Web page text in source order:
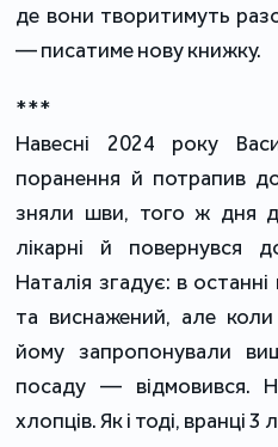
де вони творитимуть
— писатиме нову книжку.
***
Навесні 2024 року
поранення й потрапив
зняли шви, того ж дня
лікарні й повернувся
Наталія згадує: в останні
та виснажений, але
йому запропонували
посаду — відмовився.
хлопців. Як і тоді, вранці 3